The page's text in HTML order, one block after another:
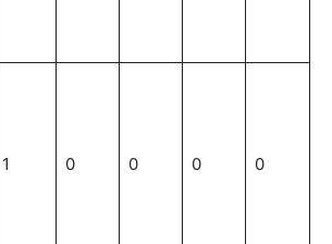
1 0 0 0 0